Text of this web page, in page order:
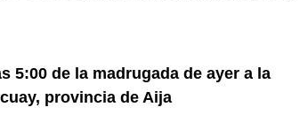
5:00 de la madrugada de ayer a la
provincia de Aija